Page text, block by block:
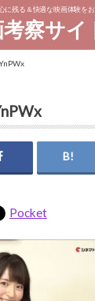
に残る＆快適な映画体験を
察サイ
Pocket